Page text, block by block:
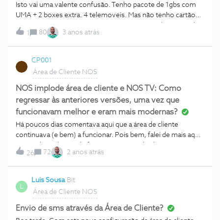
Isto vai uma valente confusão. Tenho pacote de 1gbs com
UMA + 2 boxes extra. 4 telemoveis. Mas não tenho cartão
NOS. Não enviaram para casa nem aparece nada na área de
cliente nem na APP. Durante a semana lá terei de ir a uma
loja... Isto já aconteceu com mais alguém?
1 80 3 anos atrás
CP001
Área de Cliente NOS
NOS implode área de cliente e NOS TV: Como
regressar às anteriores versões, uma vez que
funcionavam melhor e eram mais modernas?
Há poucos dias comentava aqui que a área de cliente
continuava (e bem) a funcionar. Pois bem, falei de mais aqui,,
porque hoje deixou de funcionar. A área de cliente e a app
NOS TV lançadas em 2016 e 2017 foram do melhor que a
NOS lançou. Este ano decidem descontinuá-las, implodindo
as antigas e criando um novo layout, com uma série de
problemas. Existem dezenas de reclamações neste fórum
em relação a isso. E portanto são decisões que prejudicam
bastante a NOS e que a fará inevitável e infelizmente perder
clientes. A nota no Google Play vai provavelmente
26 72 2 anos atrás
L
Luis Sousa Bit
Área de Cliente NOS
Envio de sms através da Área de Cliente?